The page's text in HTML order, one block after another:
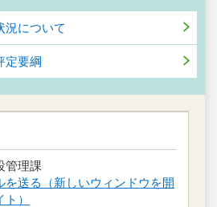
況について
定要綱
管理課
を送る（新しいウィンドウを開
）